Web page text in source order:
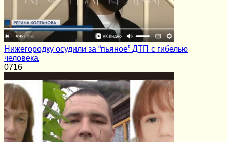
Нижегородку осудили за “пьяное” ДТП с гибелью
человека
0716